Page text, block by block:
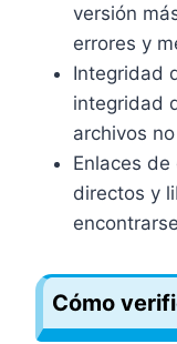
versión
errores y
Integridad
integridad
archivos
Enlaces
directos y
Cómo